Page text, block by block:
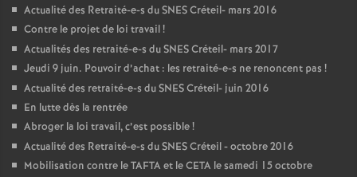
Actualité des Retraité-e-s duSNESCréteil- mars 2016
Contre le projet de loi travail!
Actualités des retraité-e-s duSNESCréteil- mars 2017
Jeudi 9 juin. Pouvoir d’achat : les retraité-e-s ne renoncent pas !
Actualité des retraité-e-s duSNESCréteil- juin 2016
En lutte dès la rentrée
Abroger la loi travail, c’est possible!
Actualité des Retraité-e-s duSNESCréteil - octobre 2016
Mobilisation contre leTAFTAet leCETA le samedi 15 octobre